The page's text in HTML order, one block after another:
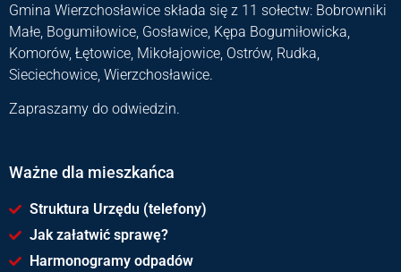
Gmina Wierzchosławice składa się z 11 sołectw: Bobrowniki
Małe, Bogumiłowice, Gosławice, Kępa Bogumiłowicka,
Komorów, Łętowice, Mikołajowice, Ostrów, Rudka,
Sieciechowice, Wierzchosławice.
Zapraszamy do odwiedzin.
Ważne dla mieszkańca
Struktura Urzędu (telefony)
Jak załatwić sprawę?
Harmonogramy odpadów